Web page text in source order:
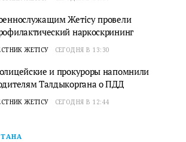
Жетісу провели
наркоскрининг
ЖЕТІСУ СЕГОДНЯ В 13:30
и прокуроры напомнили
Талдыкоргана о ПДД
ЖЕТІСУ СЕГОДНЯ В 12:44